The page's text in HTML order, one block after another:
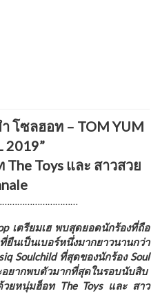
โซลฮอท – TOM YUM
2019”
Toys และ สาวสวย
เตรียมเฮ พบสุดยอดนักร้องที่ถือ
นเป็นเบอร์หนึ่งมากยาวนานกว่า
Soulchild ที่สุดของนักร้อง Soul
ยากพบตัวมากที่สุดในรอบนับสิบ
ยหนุ่มฮ็อท The Toys และ สาว